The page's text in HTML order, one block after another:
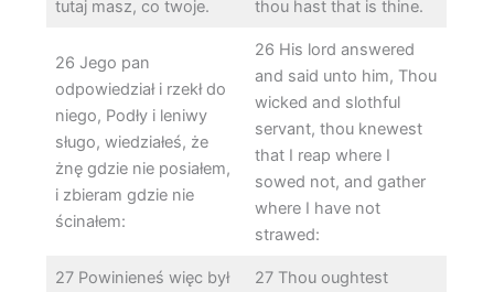
tutaj masz, co twoje.
thou hast that is thine.
26 Jego pan
odpowiedział i rzekł do
niego, Podły i leniwy
sługo, wiedziałeś, że
żnę gdzie nie posiałem,
i zbieram gdzie nie
ścinałem:
26 His lord answered
and said unto him, Thou
wicked and slothful
servant, thou knewest
that I reap where I
sowed not, and gather
where I have not
strawed:
27 Powinieneś więc był
27 Thou oughtest